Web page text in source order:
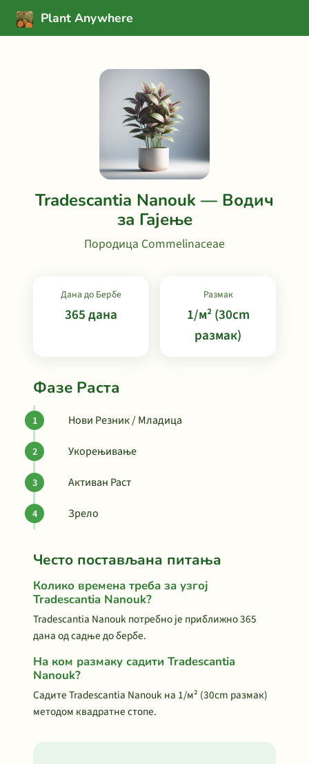
Plant Anywhere
Tradescantia Nanouk — Водич
за Гајење
Породица Commelinaceae
Дана до Бербе
365 дана
Размак
1/м² (30cm
размак)
Фазе Раста
Нови Резник / Младица
Укорењивање
Активан Раст
Зрело
Често постављана питања
Колико времена треба за узгој
Tradescantia Nanouk?
Tradescantia Nanouk потребно је приближно 365
дана од садње до бербе.
На ком размаку садити Tradescantia
Nanouk?
Садите Tradescantia Nanouk на 1/м² (30cm размак)
методом квадратне стопе.